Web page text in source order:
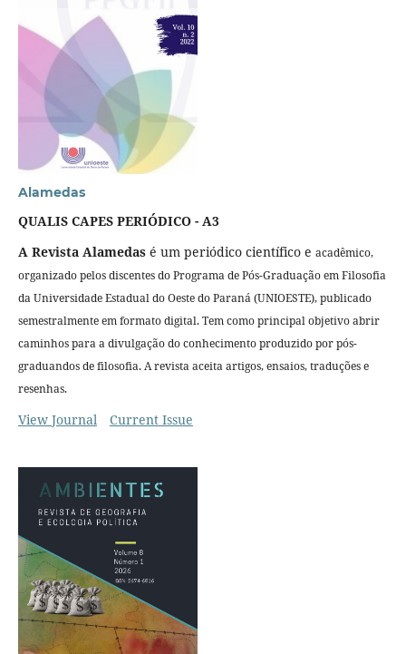
Alamedas
QUALIS CAPES PERIÓDICO - A3
A Revista Alamedasé um periódico científico e acadêmico,
organizado pelosdiscentes do Programa de Pós-Graduação em Filosofia
da Universidade Estadual do Oeste do Paraná (UNIOESTE), publicado
semestralmente em formato digital. Tem como principal objetivo abrir
caminhos para a divulgação do conhecimento produzido por pós-
graduandos de filosofia. A revista aceita artigos, ensaios, traduções e
resenhas.
View Journal Current Issue